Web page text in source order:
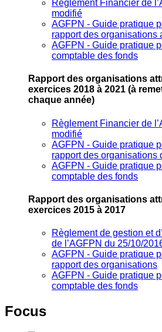
Règlement Financier de
modifié
AGFPN ‐ Guide pratique
rapport des organisations
AGFPN ‐ Guide pratique
comptable des fonds
Rapport des organisations
exercices 2018 à 2021 (à
chaque année)
Règlement Financier de
modifié
AGFPN ‐ Guide pratique
rapport des organisations
AGFPN ‐ Guide pratique
comptable des fonds
Rapport des organisations
exercices 2015 à 2017
Règlement de gestion et
de l’AGFPN du 25/10/
AGFPN ‐ Guide pratique
rapport des organisations
AGFPN ‐ Guide pratique
comptable des fonds
Focus